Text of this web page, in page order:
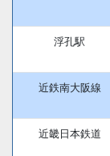
浮孔駅
近鉄南大阪線
近畿日本鉄道